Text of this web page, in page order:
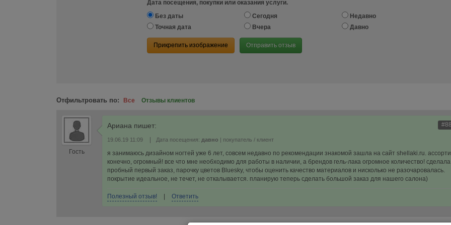
Дата посещения, покупки или оказания услуги.
Без даты
Сегодня
Недавно
Точная дата
Вчера Давно
Прикрепить изображение Отправить отзыв
Отфильтровать по: Все Отзывы клиентов
Гость
Ариана пишет:
19.06.19 11:09 Дата посещения: давно | покупатель / клиент
я занимаюсь дизайном ногтей уже 6 лет, совсем недавно по рекомендации знакомой зашла на сайт shellaki.ru.
конечно, огромный! все что мне необходимо для работы в наличии, а брендов гель-лака огромное количество! сделала
пробный первый заказ, парочку цветов Bluesky, чтобы оценить качество материалов и нисколько не разочаровалась.
покрытие идеальное, не течет, не откалывается. планирую теперь сделать большой заказ для нашего салона)
Полезный отзыв! Ответить